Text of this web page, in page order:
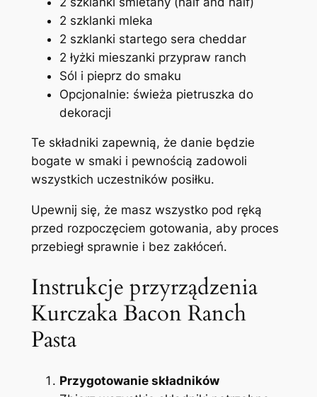
2 szklanki mleka
2 szklanki startego sera cheddar
2 łyżki mieszanki przypraw ranch
Sól i pieprz do smaku
Opcjonalnie: świeża pietruszka do
dekoracji
Te składniki zapewnią, że danie będzie
bogate w smaki i pewnością zadowoli
wszystkich uczestników posiłku.
Upewnij się, że masz wszystko pod ręką
przed rozpoczęciem gotowania, aby proces
przebiegł sprawnie i bez zakłóceń.
Instrukcje przyrządzenia
Kurczaka Bacon Ranch
Pasta
Przygotowanie składników